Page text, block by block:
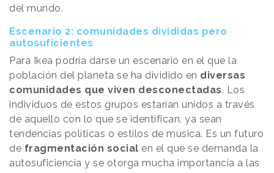
del mundo.
Escenario 2: comunidades divididas pero
autosuficientes
Para Ikea podría darse un escenario en el que la
población del planeta se ha dividido en diversas
comunidades que viven desconectadas. Los
individuos de estos grupos estarían unidos a través
de aquello con lo que se identifican, ya sean
tendencias políticas o estilos de música. Es un futuro
de fragmentación social en el que se demanda la
autosuficiencia y se otorga mucha importancia a las